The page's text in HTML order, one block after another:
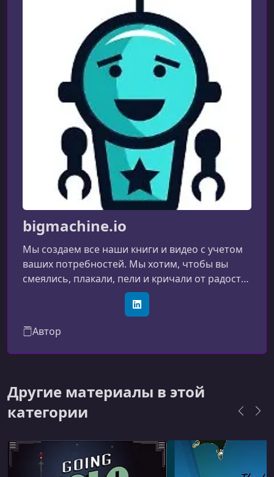
bigmachine.io
Мы создаем все наши книги и видео с учетом
ваших потребностей. Мы хотим, чтобы вы
смеялись, плакали, пели и кричали от радости
каждый раз, когда вы участвуете в одном из
LinkedIn
Автор
Другие материалы в этой
категории